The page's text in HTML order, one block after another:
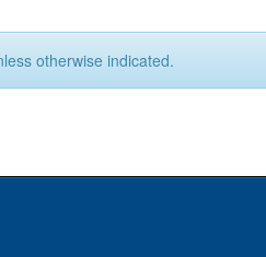
otherwise indicated.